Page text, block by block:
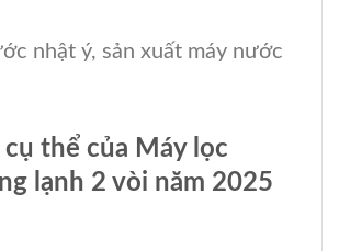
nhật ý, sản xuất máy nước
cụ thể của Máy lọc
lạnh 2 vòi năm 2025